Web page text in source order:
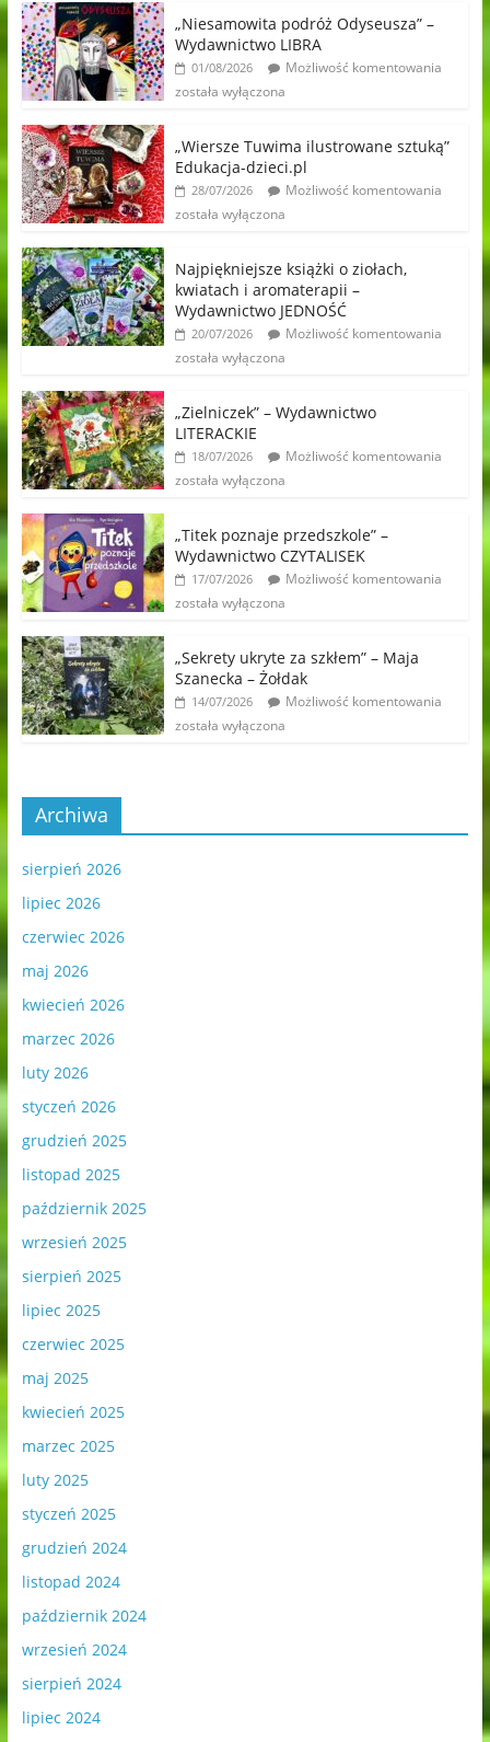
„Niesamowita podróż Odyseusza” –
Wydawnictwo LIBRA
01/08/2026
Możliwość komentowania
została wyłączona
„Wiersze Tuwima ilustrowane sztuką”
Edukacja-dzieci.pl
28/07/2026
Możliwość komentowania
została wyłączona
Najpiękniejsze książki o ziołach,
kwiatach i aromaterapii –
Wydawnictwo JEDNOŚĆ
20/07/2026
Możliwość komentowania
została wyłączona
„Zielniczek” – Wydawnictwo
LITERACKIE
18/07/2026
Możliwość komentowania
została wyłączona
„Titek poznaje przedszkole” –
Wydawnictwo CZYTALISEK
17/07/2026
Możliwość komentowania
została wyłączona
„Sekrety ukryte za szkłem” – Maja
Szanecka – Żołdak
14/07/2026
Możliwość komentowania
została wyłączona
Archiwa
sierpień 2026
lipiec 2026
czerwiec 2026
maj 2026
kwiecień 2026
marzec 2026
luty 2026
styczeń 2026
grudzień 2025
listopad 2025
październik 2025
wrzesień 2025
sierpień 2025
lipiec 2025
czerwiec 2025
maj 2025
kwiecień 2025
marzec 2025
luty 2025
styczeń 2025
grudzień 2024
listopad 2024
październik 2024
wrzesień 2024
sierpień 2024
lipiec 2024